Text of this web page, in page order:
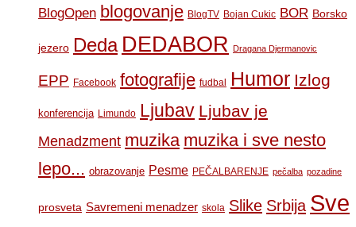
BlogOpen blogovanje BlogTV Bojan Cukic BOR Borsko
jezero Deda DEDABOR Dragana Djermanovic
EPP Facebook fotografije fudbal Humor Izlog
konferencija Limundo Ljubav Ljubav je
Menadzment muzika muzika i sve nesto
lepo... obrazovanje Pesme PEČALBARENJE pečalba pozadine
prosveta Savremeni menadzer skola Slike Srbija Sve